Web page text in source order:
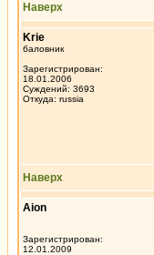
Наверх
Krie
баловник
Зарегистрирован:
18.01.2006
Суждений: 3693
Откуда: russia
Наверх
Aion
Зарегистрирован:
12.01.2009